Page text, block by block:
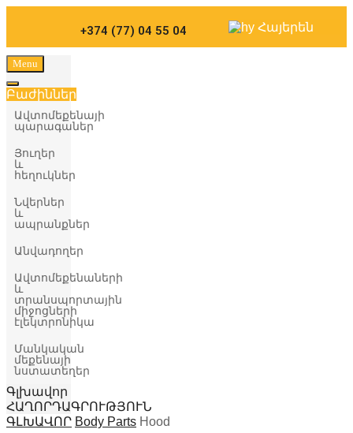
+374 (77) 04 55 04 Հայերեն
Menu
Բաժիններ
Ավտոմեքենայի
պարագաներ
Յուղեր
և
հեղուկներ
Նվերներ
և
ապրանքներ
Անվադողեր
Ավտոմեքենաների
և
տրանսպորտային
միջոցների
էլեկտրոնիկա
Մանկական
մեքենայի
նստատեղեր
Գլխավոր
ՀԱՂՈՐԴԱԳՐՈՒԹՅՈՒՆ
ԳԼԽԱՎՈՐ Body Parts Hood